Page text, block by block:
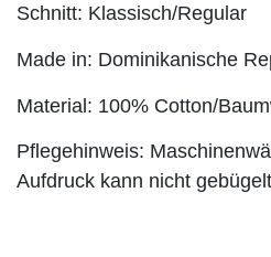
Schnitt: Klassisch/Regular
Made in: Dominikanische
Material: 100% Cotton/
Pflegehinweis:
Aufdruck kann nicht